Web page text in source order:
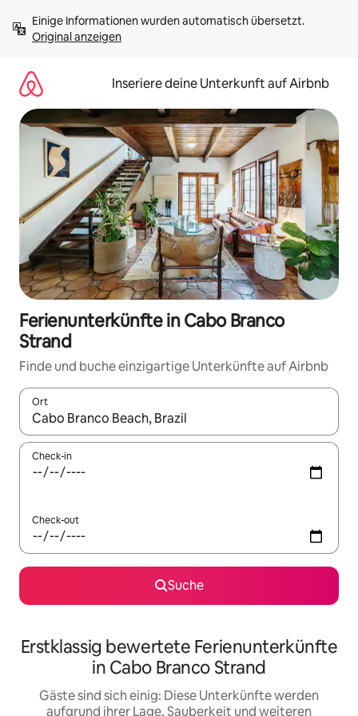
Inhalten
springenOriginal anzeigen
Inseriere deine Unterkunft auf Airbnb
Ferienunterkünfte in Cabo Branco
Strand
Finde und buche einzigartige Unterkünfte auf Airbnb
Ort
Wenn Ergebnisse verfügbar sind, navigiere mit den
Check-in
Check-out
Suche
Erstklassig bewertete Ferienunterkünfte
in Cabo Branco Strand
Gäste sind sich einig: Diese Unterkünfte werden
aufgrund ihrer Lage, Sauberkeit und weiteren